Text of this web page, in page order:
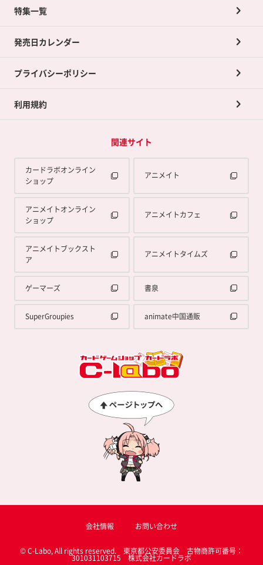
ネット買取について
買取承諾書について
ポイントカードTOP
ポイント交換景品
特集一覧
発売日カレンダー
プライバシーポリシー
利用規約
関連サイト
カードラボオンライン
ショップ
アニメイト
アニメイトオンライン
ショップ
アニメイトカフェ
アニメイトブックスト
ア
アニメイトタイムズ
ゲーマーズ 書泉
SuperGroupies animate中国通販
会社情報 お問い合わせ
© C-Labo, All rights reserved. 東京都公安委員会 古物商許可番号：
301031103715 株式会社カードラボ